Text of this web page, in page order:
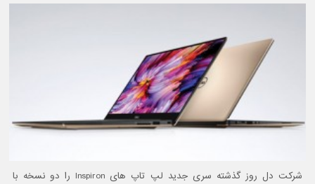
شرکت دل روز گذشته سری جدید لپ ‌تاپ های Inspiron را دو نسخه با